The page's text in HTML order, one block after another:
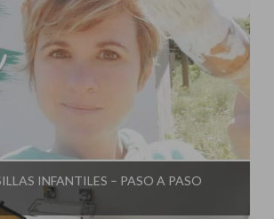
El Taller de Ire
INFANTILES – PASO A PASO